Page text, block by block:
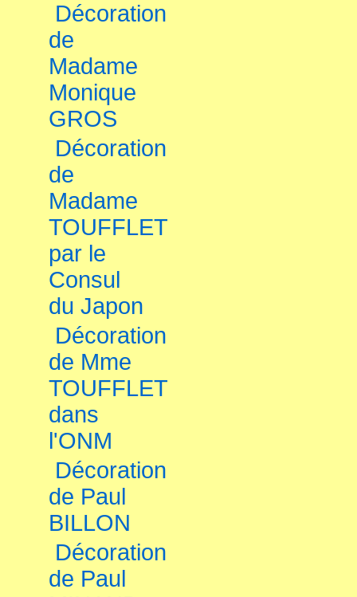
Décoration
de
Madame
Monique
GROS
Décoration
de
Madame
TOUFFLET
par le
Consul
du Japon
Décoration
de Mme
TOUFFLET
dans
l'ONM
Décoration
de Paul
BILLON
Décoration
de Paul